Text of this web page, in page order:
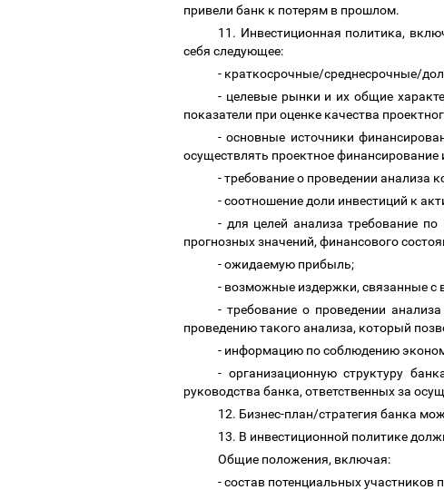
привели банк к потерям в прошлом.
11. Инвестиционная политика,
себя следующее:
- краткосрочные/среднесрочные/
- целевые рынки и их общие
показатели при оценке качества
- основные источники
осуществлять проектное финансирование
- требование о проведении анализа
- соотношение доли инвестиций к
- для целей анализа требование
прогнозных значений, финансового
- ожидаемую прибыль;
- возможные издержки, связанные с
- требование о проведении
проведению такого анализа, который
- информацию по соблюдению
- организационную структуру
руководства банка, ответственных за
12. Бизнес-план/стратегия банка
13. В инвестиционной политике
Общие положения, включая:
- состав потенциальных участников